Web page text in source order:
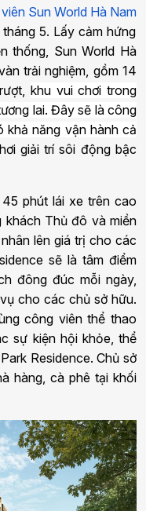
Sun World Hà Nam
5. Lấy cảm hứng
thống, Sun World Hà
trải nghiệm, gồm 14
khu vui chơi trong
lai. Đây sẽ là công
khả năng vận hành cả
giải trí sôi động bậc
phút lái xe trên cao
khách Thủ đô và miền
lên giá trị cho các
sẽ là tâm điểm
đông đúc mỗi ngày,
cho các chủ sở hữu.
công viên thể thao
sự kiện hội khỏe, thể
Residence. Chủ sở
hàng, cà phê tại khối